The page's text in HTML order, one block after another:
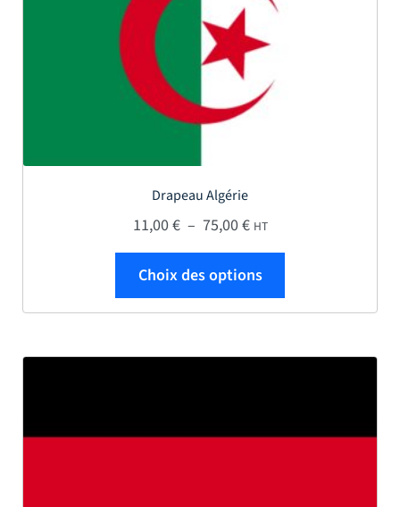
Drapeau Algérie
11,00€ – 75,00€Plage de prix : 11,00 €
HT
Choix des options